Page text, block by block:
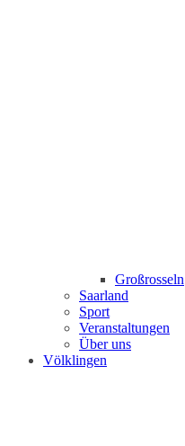
Großrosseln
Saarland
Sport
Veranstaltungen
Über uns
Völklingen